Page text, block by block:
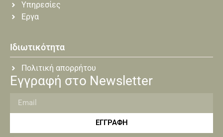
Υπηρεσίες
Εργα
Ιδιωτικότητα
Πολιτική απορρήτου
Εγγραφή στο Newsletter
ΕΓΓΡΑΦΗ